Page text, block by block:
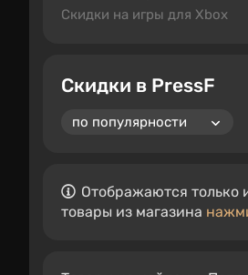
Скидки на игры для Xbox
Скидки в PressF
Отображаются только
товары из магазина